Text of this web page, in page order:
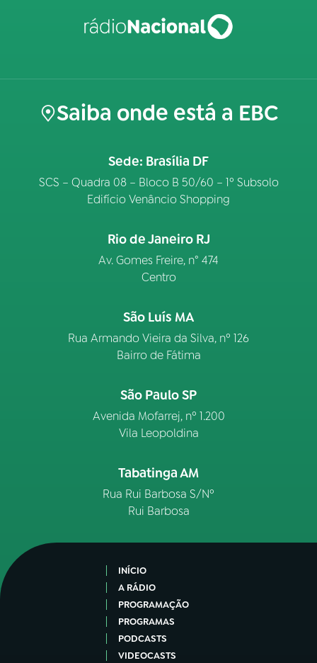
Saiba onde está a EBC
Sede: Brasília DF
SCS – Quadra 08 – Bloco B 50/60 – 1º Subsolo
Edifício Venâncio Shopping
Rio de Janeiro RJ
Av. Gomes Freire, n° 474
Centro
São Luís MA
Rua Armando Vieira da Silva, nº 126
Bairro de Fátima
São Paulo SP
Avenida Mofarrej, nº 1.200
Vila Leopoldina
Tabatinga AM
Rua Rui Barbosa S/Nº
Rui Barbosa
INÍCIO
A RÁDIO
PROGRAMAÇÃO
PROGRAMAS
PODCASTS
VIDEOCASTS